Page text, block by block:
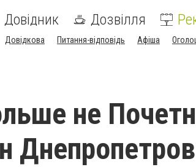
Довідник Дозвілля
Довідкова Питання-відповідь Афіша
не